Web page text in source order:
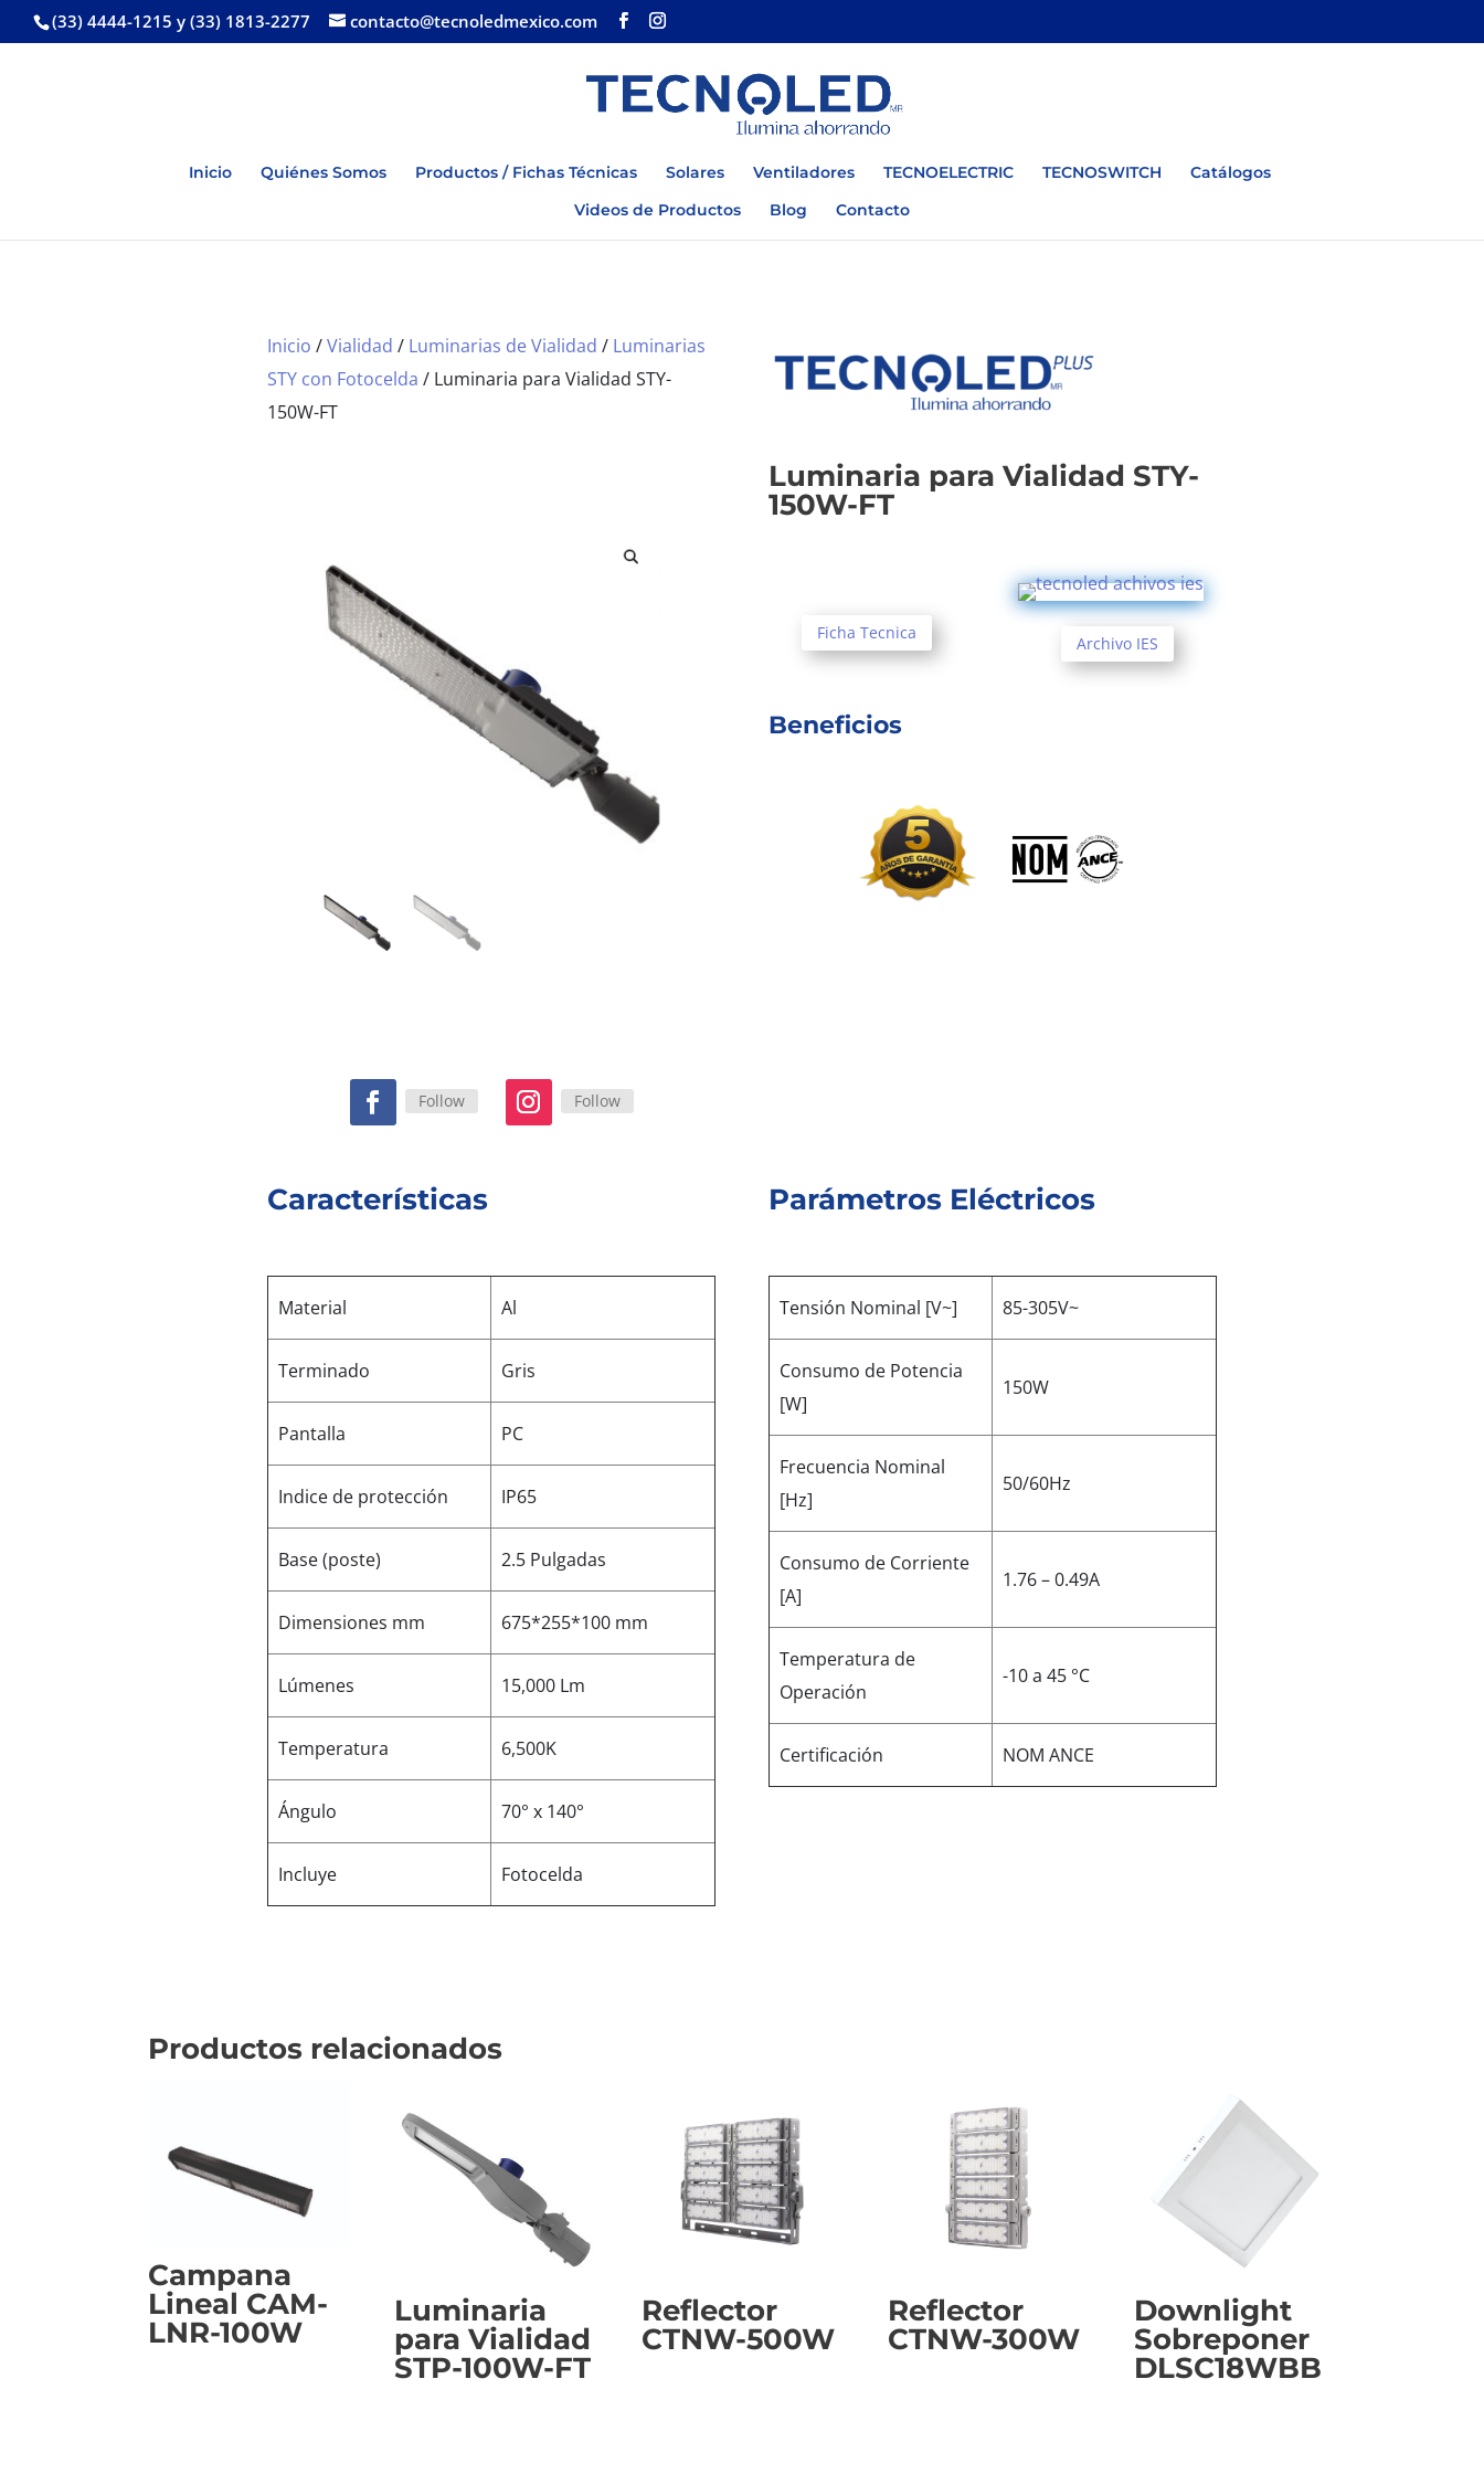
(33) 4444-1215 y (33) 1813-2277 contacto@tecnoledmexico.com
Inicio Quiénes Somos Productos / Fichas Técnicas Solares Ventiladores TECNOELECTRIC TECNOSWITCH
Catálogos
Videos de Productos
Blog Contacto
Inicio /Vialidad / Luminarias de Vialidad / Luminarias
STY con Fotocelda / Luminaria para Vialidad STY-
150W-FT
Follow Follow
Luminaria para Vialidad STY-
150W-FT
Ficha Tecnica
Archivo IES
Beneficios
Características
Material Al
Terminado Gris
Pantalla PC
Indice de protección IP65
Base (poste) 2.5 Pulgadas
Dimensiones mm 675*255*100 mm
Lúmenes 15,000 Lm
Temperatura 6,500K
Ángulo 70° x 140°
Incluye Fotocelda
Parámetros Eléctricos
Tensión Nominal [V~] 85-305V~
Consumo de Potencia
[W]
150W
Frecuencia Nominal
[Hz]
50/60Hz
Consumo de Corriente
[A]
1.76 – 0.49A
Temperatura de
Operación
-10 a 45 °C
Certificación NOM ANCE
Productos relacionados
Campana
Lineal CAM-
LNR-100W
Luminaria
para Vialidad
STP-100W-FT
Reflector
CTNW-500W
Reflector
CTNW-300W
Downlight
Sobreponer
DLSC18WBB